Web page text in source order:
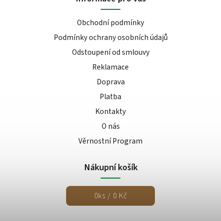
Obchodní podmínky
Podmínky ochrany osobních údajů
Odstoupení od smlouvy
Reklamace
Doprava
Platba
Kontakty
O nás
Věrnostní Program
Nákupní košík
0ks / 0 Kč